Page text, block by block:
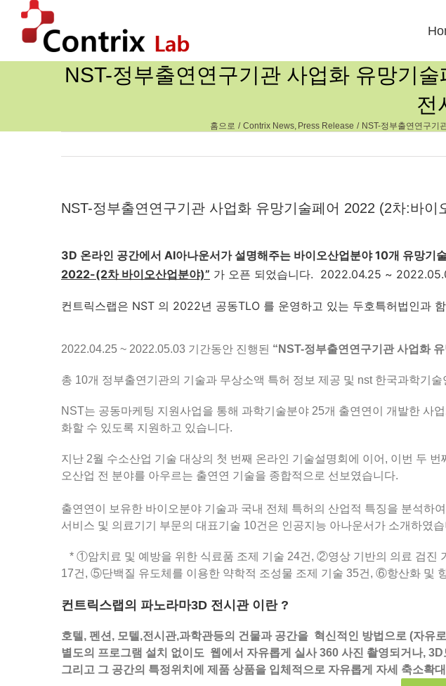
NST-정부출연연구기관 사업화 유망기
전
홈으로 Contrix News Press Release NST-정부출연연구기
NST-정부출연연구기관 사업화 유망기술페어 2022 (2차:바
3D 온라인 공간에서 AI아나운서가 설명해주는 바이오산업분야 10개 유망기
2022-(2차 바이오산업분야)” 가 오픈 되었습니다. 2022.04.25 ~
컨트릭스랩은 NST 의 2022년 공동TLO 를 운영하고 있는 두호특허법인과
2022.04.25 ~ 2022.05.03 기간동안 진행된 “ NST-정부출연연구기관 사업화
총 10개 정부출연기관의 기술과 무상소액 특허 정보 제공 및 nst 한국과학기
NST는 공동마케팅 지원사업을 통해 과학기술분야 25개 출연연이 개발한 사
화할 수 있도록 지원하고 있습니다.
지난 2월 수소산업 기술 대상의 첫 번째 온라인 기술설명회에 이어, 이번 두 번
오산업 전 분야를 아우르는 출연연 기술을 종합적으로 선보였습니다.
출연연이 보유한 바이오분야 기술과 국내 전체 특허의 산업적 특징을 분석하
서비스 및 의료기기 부문의 대표기술 10건은 인공지능 아나운서가 소개하였
* ①암치료 및 예방을 위한 식료품 조제 기술 24건, ②영상 기반의 의료 검진
17건, ⑤단백질 유도체를 이용한 약학적 조성물 조제 기술 35건, ⑥항산화 및
컨트릭스랩의 파노라마3D 전시관 이란 ?
호텔, 펜션, 모텔,전시관,과학관등의 건물과 공간을 혁신적인 방법으로 (자
별도의 프로그램 설치 없이도 웹에서 자유롭게 실사 360 사진 촬영되거나,
그리고 그 공간의 특정위치에 제품 상품을 입체적으로 자유롭게 자세 축소